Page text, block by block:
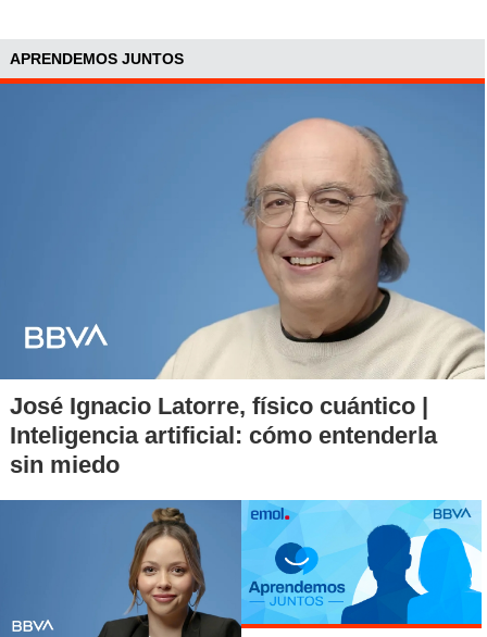
APRENDEMOS JUNTOS
José Ignacio Latorre, físico cuántico |
Inteligencia artificial: cómo entenderla
sin miedo